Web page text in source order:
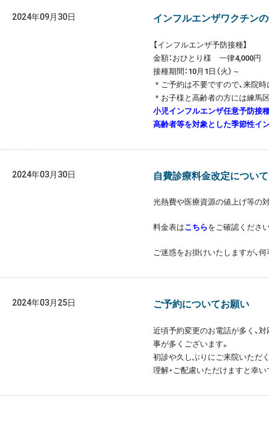
2024年09月30日 インフルエンザワクチン
【インフルエンザ予防接種】
金額：おひとり様 一律4,000円
接種期間：10月1日（火）～
＊ご予約は不要ですので、来院
＊お子様と高齢者の方には練馬
小児インフルエンザ任意予防接
高齢者等を対象とした季節性イ
2024年03月30日 自費診療料金改定について
光熱費や医療資源の値上げ等の
料金表はこちらをご確認くださ
ご迷惑をお掛けいたしますが、
2024年03月25日 ご予約についてお願い
近頃予約変更のお電話が多く、
事が多くございます。
初診や久しぶりにご来院いただ
理解・ご配慮いただけますと幸